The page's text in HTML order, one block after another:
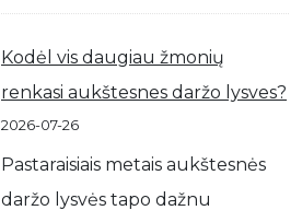
Kodėl vis daugiau žmonių
renkasi aukštesnes daržo lysves?
2026-07-26
Pastaraisiais metais aukštesnės
daržo lysvės tapo dažnu